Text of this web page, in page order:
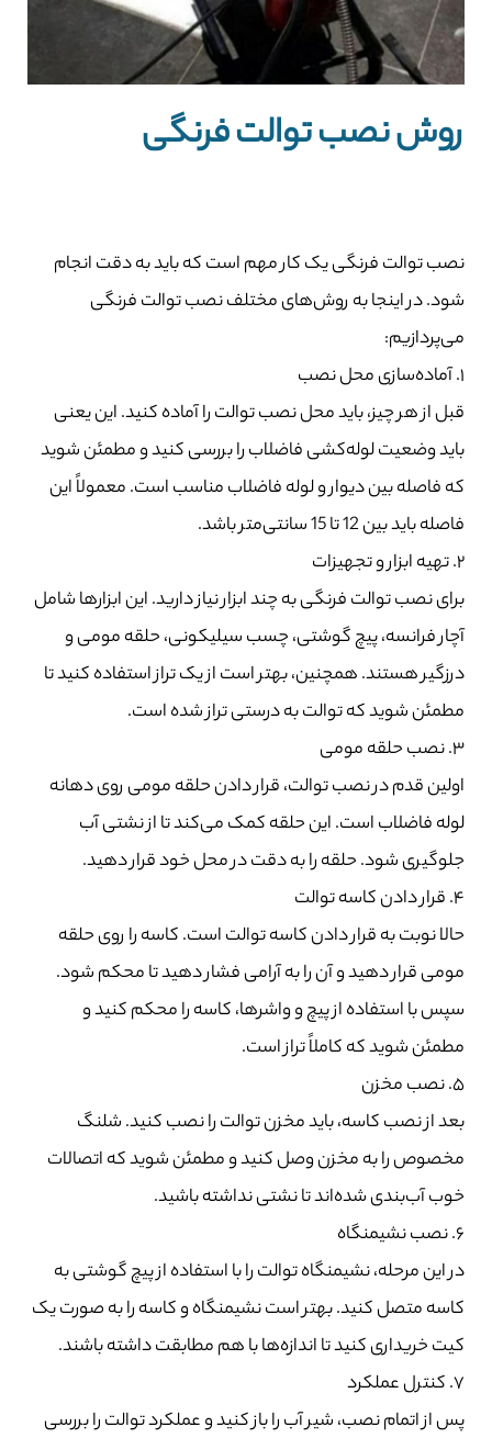
روش‌ نصب توالت فرنگی
نصب توالت فرنگی یک کار مهم است که باید به دقت انجام
شود. در اینجا به روش‌های مختلف نصب توالت فرنگی
می‌پردازیم:
۱. آماده‌سازی محل نصب
قبل از هر چیز، باید محل نصب توالت را آماده کنید. این یعنی
باید وضعیت لوله‌کشی فاضلاب را بررسی کنید و مطمئن شوید
که فاصله بین دیوار و لوله فاضلاب مناسب است. معمولاً این
فاصله باید بین 12 تا 15 سانتی‌متر باشد.
۲. تهیه ابزار و تجهیزات
برای نصب توالت فرنگی به چند ابزار نیاز دارید. این ابزارها شامل
آچار فرانسه، پیچ گوشتی، چسب سیلیکونی، حلقه مومی و
درزگیر هستند. همچنین، بهتر است از یک تراز استفاده کنید تا
مطمئن شوید که توالت به درستی تراز شده است.
۳. نصب حلقه مومی
اولین قدم در نصب توالت، قرار دادن حلقه مومی روی دهانه
لوله فاضلاب است. این حلقه کمک می‌کند تا از نشتی آب
جلوگیری شود. حلقه را به دقت در محل خود قرار دهید.
۴. قرار دادن کاسه توالت
حالا نوبت به قرار دادن کاسه توالت است. کاسه را روی حلقه
مومی قرار دهید و آن را به آرامی فشار دهید تا محکم شود.
سپس با استفاده از پیچ و واشرها، کاسه را محکم کنید و
مطمئن شوید که کاملاً تراز است.
۵. نصب مخزن
بعد از نصب کاسه، باید مخزن توالت را نصب کنید. شلنگ
مخصوص را به مخزن وصل کنید و مطمئن شوید که اتصالات
خوب آب‌بندی شده‌اند تا نشتی نداشته باشید.
۶. نصب نشیمنگاه
در این مرحله، نشیمنگاه توالت را با استفاده از پیچ گوشتی به
کاسه متصل کنید. بهتر است نشیمنگاه و کاسه را به صورت یک
کیت خریداری کنید تا اندازه‌ها با هم مطابقت داشته باشند.
۷. کنترل عملکرد
پس از اتمام نصب، شیر آب را باز کنید و عملکرد توالت را بررسی